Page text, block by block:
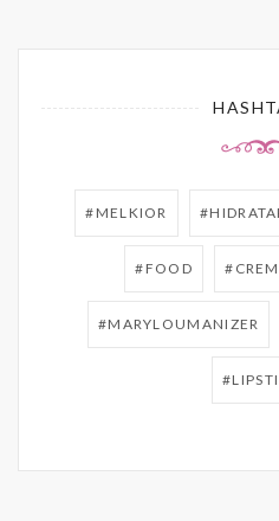
#MELKIOR
#FOOD
#MARYLOUMANIZER